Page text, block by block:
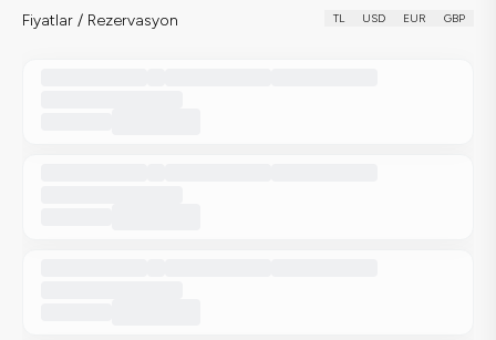
Fiyatlar / Rezervasyon TL USD EUR GBP